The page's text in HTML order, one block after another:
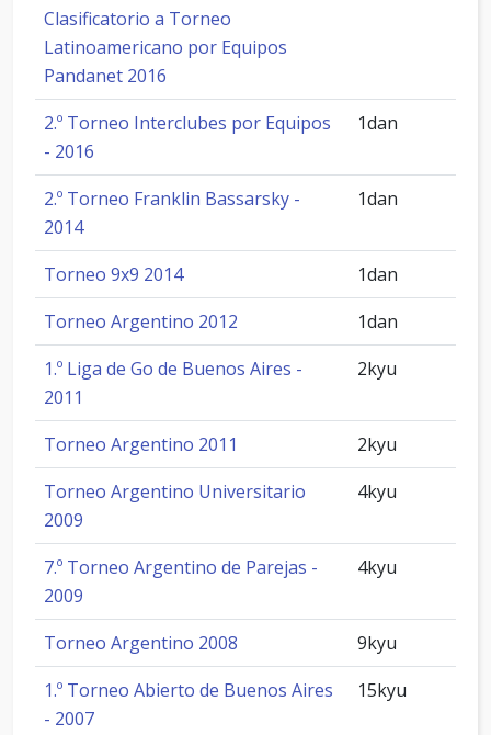
Clasificatorio a Torneo
Latinoamericano por Equipos
Pandanet 2016
2.º Torneo Interclubes por Equipos
- 2016
1dan
2.º Torneo Franklin Bassarsky -
2014
1dan
Torneo 9x9 2014
1dan
Torneo Argentino 2012
1dan
1.º Liga de Go de Buenos Aires -
2011
2kyu
Torneo Argentino 2011
2kyu
Torneo Argentino Universitario
2009
4kyu
7.º Torneo Argentino de Parejas -
2009
4kyu
Torneo Argentino 2008
9kyu
1.º Torneo Abierto de Buenos Aires
- 2007
15kyu